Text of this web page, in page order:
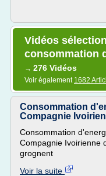
Vidéos
consommation
→ 276 Vidéos
Voir également 1682
Consommation
Compagnie
Consommation
Compagnie Ivoirienne
grognent
Voir la suite